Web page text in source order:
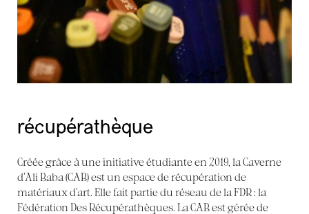
récupérathèque
Créée grâce à une initiative étudiante en 2019, la Caverne
d’Ali Baba (CAB) est un espace de récupération de
matériaux d’art. Elle fait partie du réseau de la FDR : la
Fédération Des Récupérathèques. La CAB est gérée de